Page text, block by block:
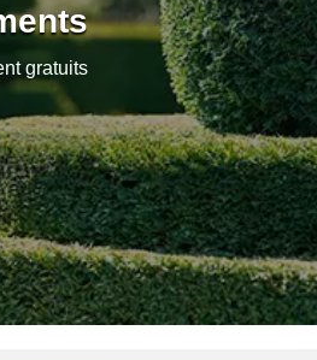
gratuits